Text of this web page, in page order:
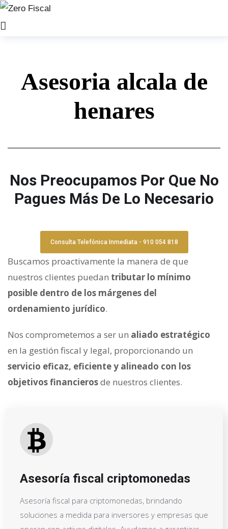
Asesoria alcala de
henares
Nos Preocupamos Por Que No
Pagues Más De Lo Necesario
Consulta Telefónica Inmediata - 910 054 818
Buscamos proactivamente la manera de que
nuestros clientes puedan tributar lo mínimo
posible dentro de los márgenes del
ordenamiento jurídico.
Nos comprometemos a ser un aliado estratégico
en la gestión fiscal y legal, proporcionando un
servicio eficaz, eficiente y alineado con los
objetivos financierosde nuestros clientes.
Asesoría fiscal criptomonedas
Asesoría fiscal para criptomonedas, brindando
soluciones a medida para inversores y empresas que